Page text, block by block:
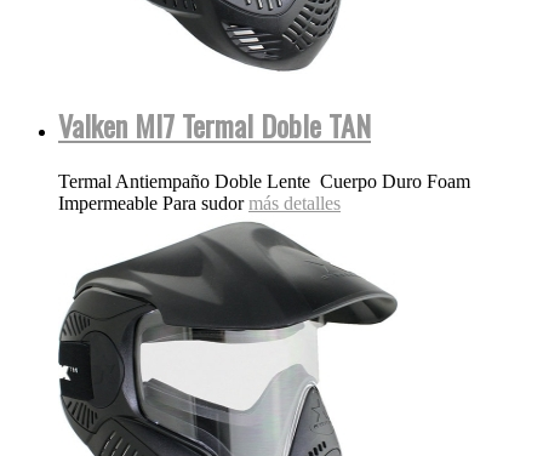
Valken MI7 Termal Doble TAN
Termal Antiempaño Doble Lente Cuerpo Duro Foam
Impermeable Para sudormás detalles